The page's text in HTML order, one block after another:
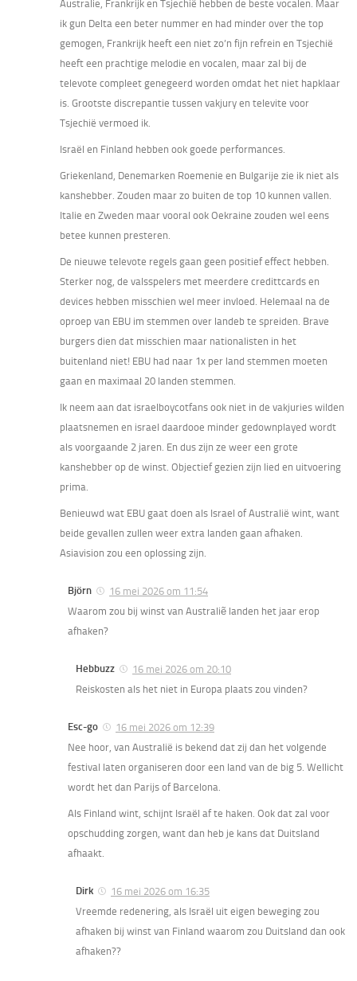
Australie, Frankrijk en Tsjechië hebben de beste vocalen. Maar
ik gun Delta een beter nummer en had minder over the top
gemogen, Frankrijk heeft een niet zo’n fijn refrein en Tsjechië
heeft een prachtige melodie en vocalen, maar zal bij de
televote compleet genegeerd worden omdat het niet hapklaar
is. Grootste discrepantie tussen vakjury en televite voor
Tsjechië vermoed ik.
Israël en Finland hebben ook goede performances.
Griekenland, Denemarken Roemenie en Bulgarije zie ik niet als
kanshebber. Zouden maar zo buiten de top 10 kunnen vallen.
Italie en Zweden maar vooral ook Oekraine zouden wel eens
betee kunnen presteren.
De nieuwe televote regels gaan geen positief effect hebben.
Sterker nog, de valsspelers met meerdere credittcards en
devices hebben misschien wel meer invloed. Helemaal na de
oproep van EBU im stemmen over landeb te spreiden. Brave
burgers dien dat misschien maar nationalisten in het
buitenland niet! EBU had naar 1x per land stemmen moeten
gaan en maximaal 20 landen stemmen.
Ik neem aan dat israelboycotfans ook niet in de vakjuries wilden
plaatsnemen en israel daardooe minder gedownplayed wordt
als voorgaande 2 jaren. En dus zijn ze weer een grote
kanshebber op de winst. Objectief gezien zijn lied en uitvoering
prima.
Benieuwd wat EBU gaat doen als Israel of Australië wint, want
beide gevallen zullen weer extra landen gaan afhaken.
Asiavision zou een oplossing zijn.
Björn
16 mei 2026 om 11:54
Waarom zou bij winst van Australiẽ landen het jaar erop
afhaken?
Hebbuzz
16 mei 2026 om 20:10
Reiskosten als het niet in Europa plaats zou vinden?
Esc-go
16 mei 2026 om 12:39
Nee hoor, van Australië is bekend dat zij dan het volgende
festival laten organiseren door een land van de big 5. Wellicht
wordt het dan Parijs of Barcelona.
Als Finland wint, schijnt Israël af te haken. Ook dat zal voor
opschudding zorgen, want dan heb je kans dat Duitsland
afhaakt.
Dirk
16 mei 2026 om 16:35
Vreemde redenering, als Israël uit eigen beweging zou
afhaken bij winst van Finland waarom zou Duitsland dan ook
afhaken??